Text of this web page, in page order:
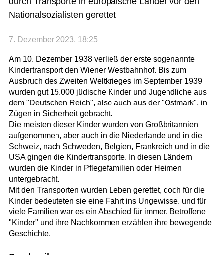
Nationalsozialisten gerettet
7. Dezember 2023, 18:25
Am 10. Dezember 1938 verließ der erste sogenannte
Kindertransport den Wiener Westbahnhof. Bis zum
Ausbruch des Zweiten Weltkrieges im September 1939
wurden gut 15.000 jüdische Kinder und Jugendliche aus
dem "Deutschen Reich", also auch aus der "Ostmark", in
Zügen in Sicherheit gebracht.
Die meisten dieser Kinder wurden von Großbritannien
aufgenommen, aber auch in die Niederlande und in die
Schweiz, nach Schweden, Belgien, Frankreich und in die
USA gingen die Kindertransporte. In diesen Ländern
wurden die Kinder in Pflegefamilien oder Heimen
untergebracht.
Mit den Transporten wurden Leben gerettet, doch für die
Kinder bedeuteten sie eine Fahrt ins Ungewisse, und für
viele Familien war es ein Abschied für immer. Betroffene
"Kinder" und ihre Nachkommen erzählen ihre bewegende
Geschichte.